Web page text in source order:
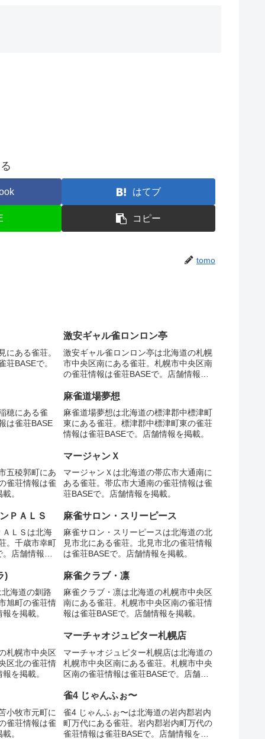
はてブ
コピー
tomo
にある雀荘。
荘BASEで。
激安ギャル雀ロンロン亭
激安ギャル雀ロンロン亭は北海道の札幌
市中央区南にある雀荘。札幌市中央区南
の雀荘情報は雀荘BASEで。店舗情報を
穂にある雀
は雀荘BASE
麻雀道場夢想
麻雀道場夢想は北海道の標津郡中標津町
東にある雀荘。標津郡中標津町東の雀荘
情報は雀荘BASEで。店舗情報を掲載。
五稜郭町にあ
雀荘情報は雀
。
マージャンＸ
マージャンＸは北海道の帯広市大通南に
ある雀荘。帯広市大通南の雀荘情報は雀
荘BASEで。店舗情報を掲載。
ＰＡＬＳ
ＬＳは北海
。千歳市幸町
店舗情報を
麻雀サロン・スリーピース
麻雀サロン・スリーピースは北海道の北
見市北にある雀荘。北見市北の雀荘情報
は雀荘BASEで。店舗情報を掲載。
)
海道の釧路
旭町の雀荘情
を掲載。
麻雀クラブ・凛
麻雀クラブ・凛は北海道の札幌市中央区
南にある雀荘。札幌市中央区南の雀荘情
報は雀荘BASEで。店舗情報を掲載。
札幌市中央区
区北の雀荘情
を掲載。
マーチャオジュピター札幌店
マーチャオジュピター札幌店は北海道の
札幌市中央区南にある雀荘。札幌市中央
区南の雀荘情報は雀荘BASEで。店舗情
小牧市元町に
雀荘情報は雀
。
雀4 じゃんふぉ〜
雀4 じゃんふぉ〜は北海道の岩内郡岩内
町万代にある雀荘。岩内郡岩内町万代の
雀荘情報は雀荘BASEで。店舗情報を掲